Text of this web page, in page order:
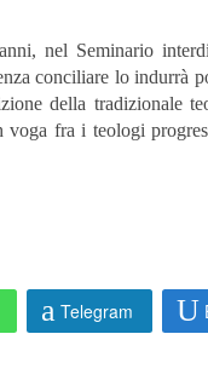
nel Seminario
conciliare lo indurrà
della tradizionale
fra i teologi
Telegram